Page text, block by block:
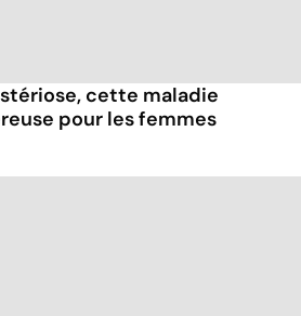
cette maladie
pour les femmes